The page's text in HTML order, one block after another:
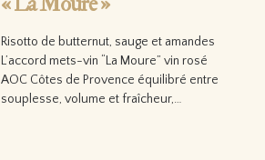
Risotto de butternut, sauge et amandes
L’accord mets-vin “La Moure” vin rosé
AOC Côtes de Provence équilibré entre
souplesse, volume et fraîcheur,…